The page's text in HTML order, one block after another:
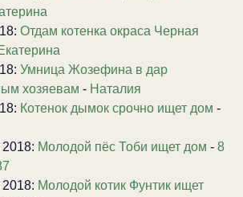
Отдам котенка окраса Черная
Умница Жозефина в дар
хозяевам - Наталия
Котенок дымок срочно ищет дом -
Молодой пёс Тоби ищет дом - 8
Молодой котик Фунтик ищет